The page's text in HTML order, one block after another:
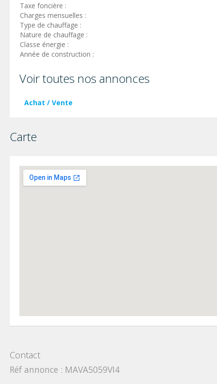
Taxe foncière :
Charges mensuelles :
Type de chauffage :
Nature de chauffage :
Classe énergie :
Année de construction :
Voir toutes nos annonces
Achat / Vente
Carte
Contact
Réf annonce : MAVA5059VI4